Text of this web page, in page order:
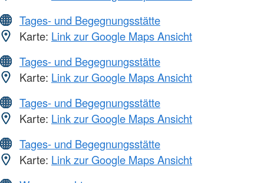
Tages- und Begegnungsstätte
Karte: Link zur Google Maps Ansicht
Tages- und Begegnungsstätte
Karte: Link zur Google Maps Ansicht
Tages- und Begegnungsstätte
Karte: Link zur Google Maps Ansicht
Tages- und Begegnungsstätte
Karte: Link zur Google Maps Ansicht